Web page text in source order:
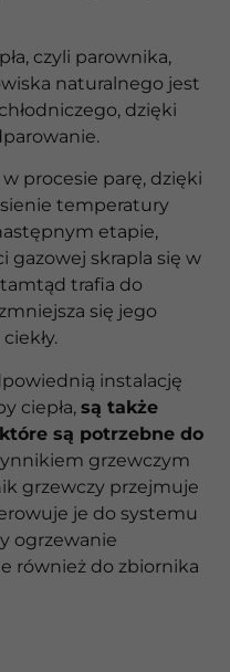
czyli parownika,
naturalnego jest
dzięki
procesie parę, dzięki
temperatury
etapie,
gazowej skrapla się w
trafia do
się jego
instalację
ciepła, są także
są potrzebne do
grzewczym
grzewczy przejmuje
je do systemu
ogrzewanie
również do zbiornika